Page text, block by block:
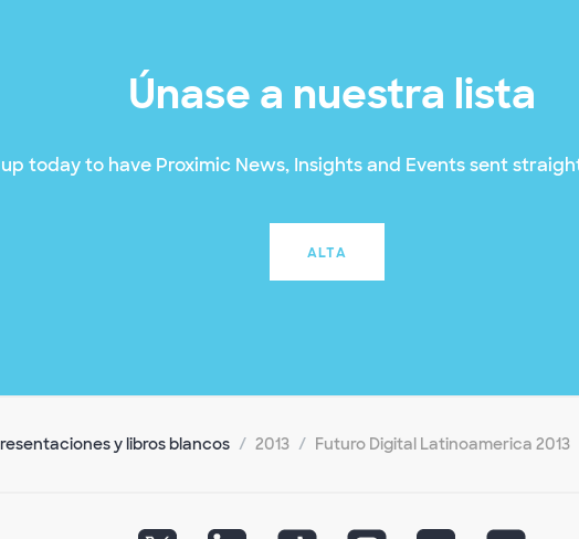
Únase a nuestra lista
today to have Proximic News, Insights and Events sent
ALTA
y libros blancos 2013 Futuro Digital Latinoamerica 2013